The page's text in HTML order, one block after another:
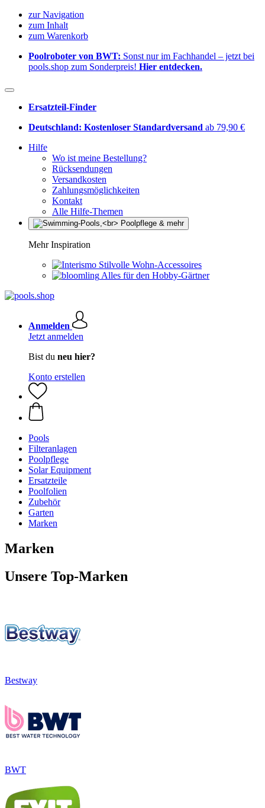
zur Navigation
zum Inhalt
zum Warenkorb
Poolroboter von BWT: Sonst nur im Fachhandel – jetzt bei
pools.shop zum Sonderpreis! Hier entdecken.
Ersatzteil-Finder
Deutschland: Kostenloser Standardversand ab 79,90 €
Hilfe
Wo ist meine Bestellung?
Rücksendungen
Versandkosten
Zahlungsmöglichkeiten
Kontakt
Alle Hilfe-Themen
Mehr Inspiration
Stilvolle Wohn-Accessoires
Alles für den Hobby-Gärtner
Anmelden
Jetzt anmelden
Bist du neu hier?
Konto erstellen
Pools
Filteranlagen
Poolpflege
Solar Equipment
Ersatzteile
Poolfolien
Zubehör
Garten
Marken
Marken
Unsere Top-Marken
Bestway
BWT